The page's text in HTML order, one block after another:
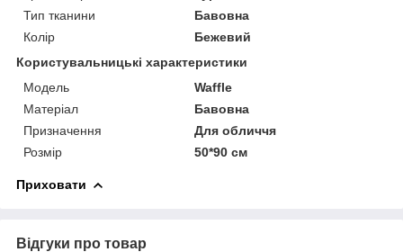
Тип тканини
Бавовна
Колір
Бежевий
Користувальницькі характеристики
Мoдель
Waffle
Матеріал
Бавовна
Призначення
Для обличчя
Розмір
50*90 см
Приховати
Відгуки про товар